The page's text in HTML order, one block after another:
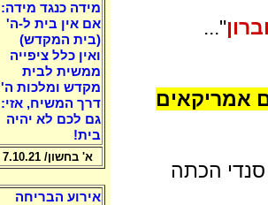
"...
אמריקאים
הכתה
מידה כנגד מידה:
אם אין בית ל-ה'
(בית המקדש)
ואין כלל ציפייה
ממשית לבית
מקדש ומלכות ה'
דרך המשיח, אזי:
גם לכם לא יהיה
בית!
א' בחשון/ 7.10.21
אירוע הבריחה